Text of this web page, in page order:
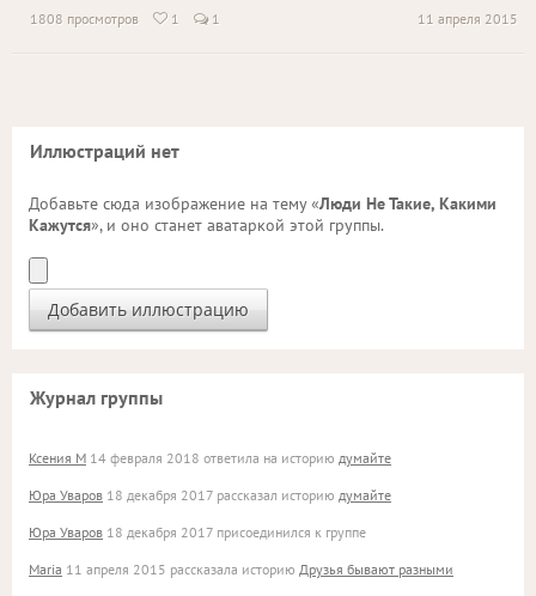
11 апреля 2015
1808 просмотров  1 1
Иллюстраций нет
Добавьте сюда изображение на тему «Люди Не Такие, Какими
Кажутся», и оно станет аватаркой этой группы.
Журнал группы
Ксения М 14 февраля 2018 ответила на историю думайте
Юра Уваров 18 декабря 2017 рассказал историю думайте
Юра Уваров 18 декабря 2017 присоединился к группе
Maria 11 апреля 2015 рассказала историю Друзья бывают разными